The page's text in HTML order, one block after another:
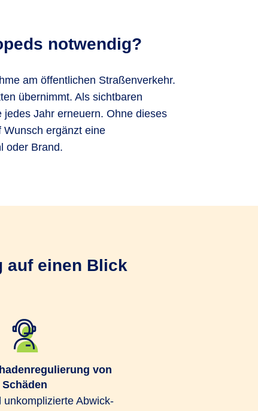
notwendig?
am öffentlichen Straßenverkehr.
übernimmt. Als sichtbaren
Jahr erneuern. Ohne dieses
Wunsch ergänzt eine
oder Brand.
auf einen Blick
von
Schäden
unkompli­zierte Abwick­